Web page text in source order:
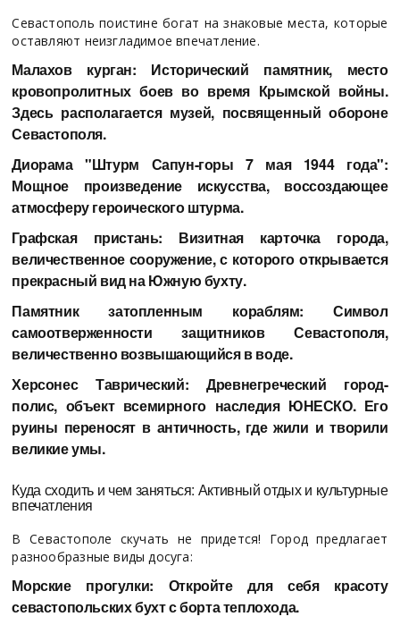
Севастополь поистине богат на знаковые места, которые
оставляют неизгладимое впечатление.
Малахов курган: Исторический памятник, место
кровопролитных боев во время Крымской войны.
Здесь располагается музей, посвященный обороне
Севастополя.
Диорама "Штурм Сапун-горы 7 мая 1944 года":
Мощное произведение искусства, воссоздающее
атмосферу героического штурма.
Графская пристань: Визитная карточка города,
величественное сооружение, с которого открывается
прекрасный вид на Южную бухту.
Памятник затопленным кораблям: Символ
самоотверженности защитников Севастополя,
величественно возвышающийся в воде.
Херсонес Таврический: Древнегреческий город-
полис, объект всемирного наследия ЮНЕСКО. Его
руины переносят в античность, где жили и творили
великие умы.
Куда сходить и чем заняться: Активный отдых и культурные
впечатления
В Севастополе скучать не придется! Город предлагает
разнообразные виды досуга:
Морские прогулки: Откройте для себя красоту
севастопольских бухт с борта теплохода.